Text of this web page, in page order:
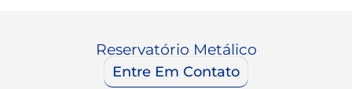
Reservatório Metálico
Entre Em Contato